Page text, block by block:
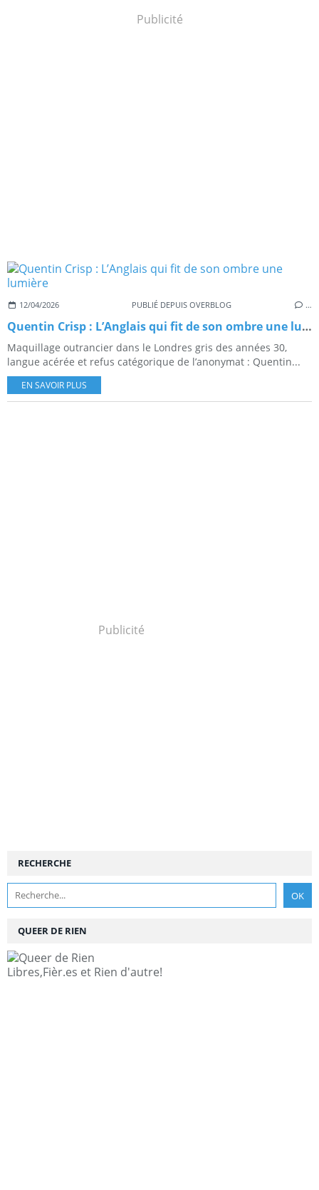
Publicité
12/04/2026 PUBLIÉ DEPUIS OVERBLOG …
Quentin Crisp : L’Anglais qui fit de son ombre une lumière
Maquillage outrancier dans le Londres gris des années 30,
langue acérée et refus catégorique de l’anonymat : Quentin...
EN SAVOIR PLUS
Publicité
RECHERCHE
QUEER DE RIEN
Libres,Fièr.es et Rien d'autre!